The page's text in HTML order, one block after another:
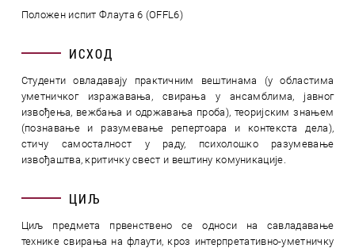
Положен испит Флаута 6 (OFFL6)
ИСХОД
Студенти овладавају практичним вештинама (у областима
уметничког изражавања, свирања у ансамблима, јавног
извођења, вежбања и одржавања проба), теоријским знањем
(познавање и разумевање репертоара и контекста дела),
стичу самосталност у раду, психолошко разумевање
извођаштва, критичку свест и вештину комуникације.
ЦИЉ
Циљ предмета првенствено се односи на савладавање
технике свирања на флаути, кроз интерпретативно-уметничку